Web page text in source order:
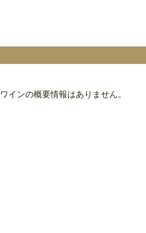
ワインの概要情報はありません。